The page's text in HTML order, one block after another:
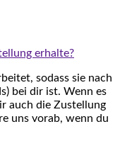
erhalte?
sodass sie nach
bei dir ist. Wenn es
auch die Zustellung
uns vorab, wenn du